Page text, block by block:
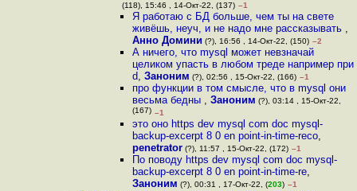
(118), 15:46 , 14-Окт-22, (137) –1
Я работаю с БД больше, чем ты на свете
живёшь, неуч, и не надо мне рассказывать ,
Анно Домини (?), 16:56 , 14-Окт-22, (150) –2
А ничего, что mysql может невзначай
целиком упасть в любом треде например при
d, Заноним (?), 02:56 , 15-Окт-22, (166) –1
про функции в том смысле, что в mysql они
весьма бедны , Заноним (?), 03:14 , 15-Окт-22,
(167) –1
это оно https dev mysql com doc mysql-
backup-excerpt 8 0 en point-in-time-reco,
penetrator(?), 11:57 , 15-Окт-22, (172) –1
По поводу https dev mysql com doc mysql-
backup-excerpt 8 0 en point-in-time-re,
Заноним (?), 00:31 , 17-Окт-22, (203) –1